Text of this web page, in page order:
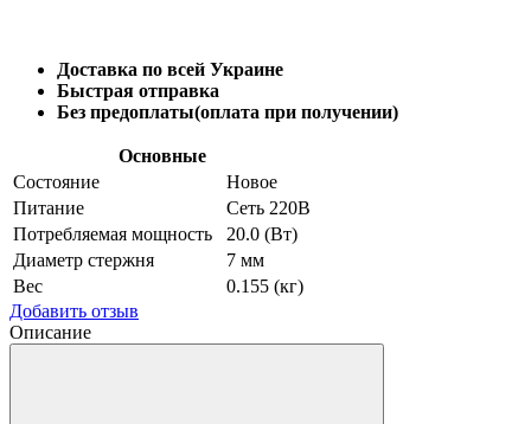
Доставка по всей Украине
Быстрая отправка
Без предоплаты(оплата при получении)
Основные
Состояние
Новое
Питание
Сеть 220В
Потребляемая мощность
20.0 (Вт)
Диаметр стержня
7 мм
Вес
0.155 (кг)
Добавить отзыв
Описание